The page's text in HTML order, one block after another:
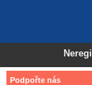
Podpořte nás